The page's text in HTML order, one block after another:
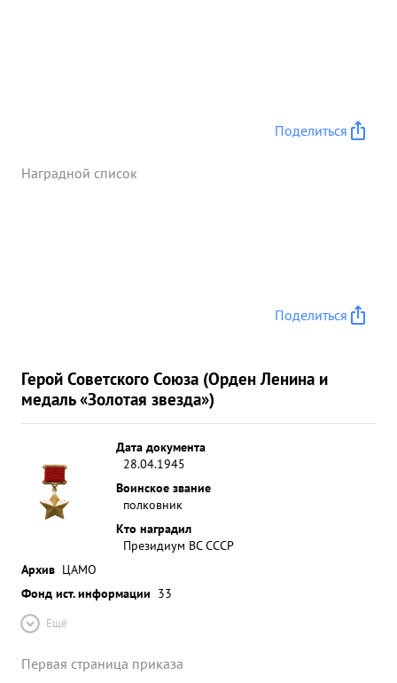
Поделиться
Наградной список
Поделиться
Герой Советского Союза (Орден Ленина и
медаль «Золотая звезда»)
Дата документа
28.04.1945
Воинское звание
полковник
Кто наградил
Президиум ВС СССР
Архив ЦАМО
Фонд ист. информации 33
Ещё
Первая страница приказа